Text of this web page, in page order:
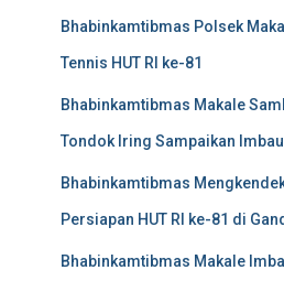
Bhabinkamtibmas Polsek
Tennis HUT RI ke-81
Bhabinkamtibmas Makale
Tondok Iring Sampaikan
Bhabinkamtibmas
Persiapan HUT RI ke-81 di
Bhabinkamtibmas Makale